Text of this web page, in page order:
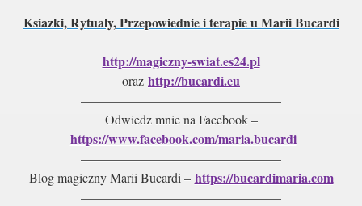
Ksiazki, Rytualy, Przepowiednie i terapie u Marii Bucardi
http://magiczny-swiat.es24.pl
oraz http://bucardi.eu
———————————————–
Odwiedz mnie na Facebook –
https://www.facebook.com/maria.bucardi
———————————————–
Blog magiczny Marii Bucardi – https://bucardimaria.com
———————————————–